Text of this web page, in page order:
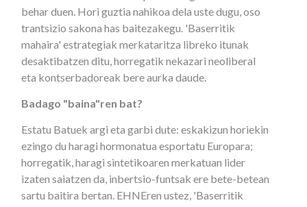
behar duen. Hori guztia nahikoa dela uste dugu, oso
trantsizio sakona has baitezakegu. 'Baserritik
mahaira' estrategiak merkataritza libreko itunak
desaktibatzen ditu, horregatik nekazari neoliberal
eta kontserbadoreak bere aurka daude.
Badago "baina"ren bat?
Estatu Batuek argi eta garbi dute: eskakizun horiekin
ezingo du haragi hormonatua esportatu Europara;
horregatik, haragi sintetikoaren merkatuan lider
izaten saiatzen da, inbertsio-funtsak ere bete-betean
sartu baitira bertan. EHNEren ustez, 'Baserritik